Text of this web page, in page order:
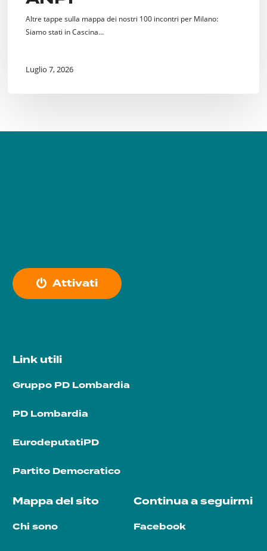
Altre tappe sulla mappa dei nostri 100 incontri per Milano:
Siamo stati in Cascina…
Luglio 7, 2026
Attivati
Link utili
Gruppo PD Lombardia
PD Lombardia
EurodeputatiPD
Partito Democratico
Mappa del sito
Chi sono
Continua a seguirmi
Facebook